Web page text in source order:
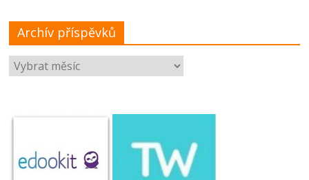
Archív příspěvků